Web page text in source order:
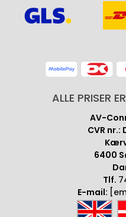
ALLE PRISER
AV-
CVR nr.:
6400
Tlf.
E-mail: